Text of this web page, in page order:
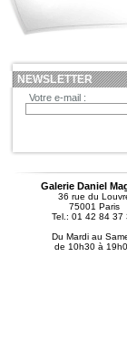
NEWSLETTER
Votre e-mail :
Galerie Daniel
36 rue du
75001 Paris
Tel.: 01 42 84 37
Du Mardi au
de 10h30 à